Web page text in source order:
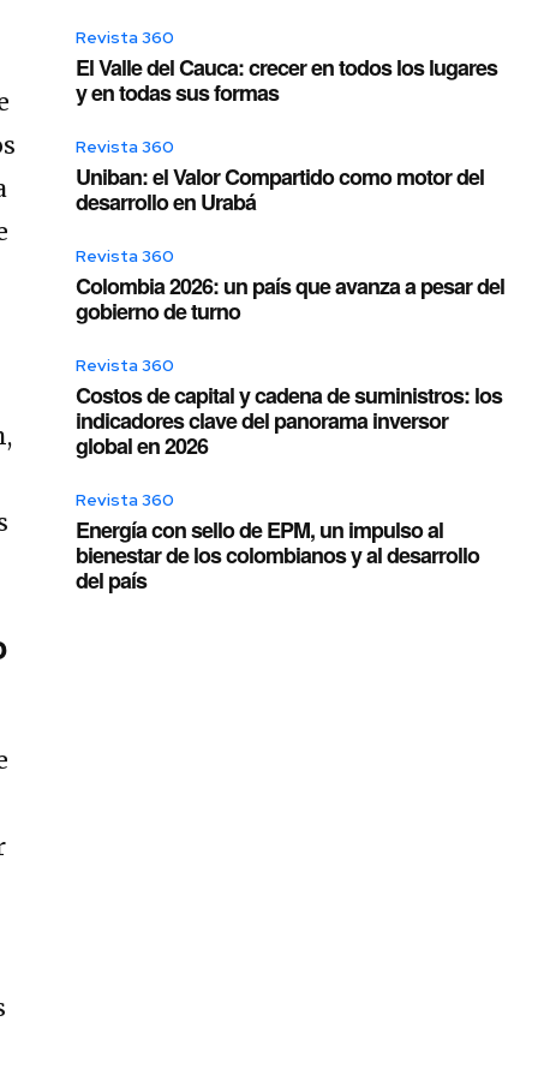
Revista 360
El Valle del Cauca: crecer en todos los lugares
y en todas sus formas
Revista 360
Uniban: el Valor Compartido como motor del
desarrollo en Urabá
Revista 360
Colombia 2026: un país que avanza a pesar del
gobierno de turno
Revista 360
Costos de capital y cadena de suministros: los
indicadores clave del panorama inversor
global en 2026
Revista 360
Energía con sello de EPM, un impulso al
bienestar de los colombianos y al desarrollo
del país